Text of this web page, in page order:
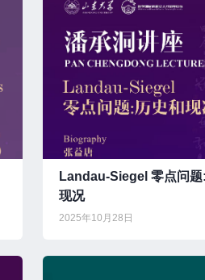
Landau-Siegel 零点问题
现况
2025年10月28日